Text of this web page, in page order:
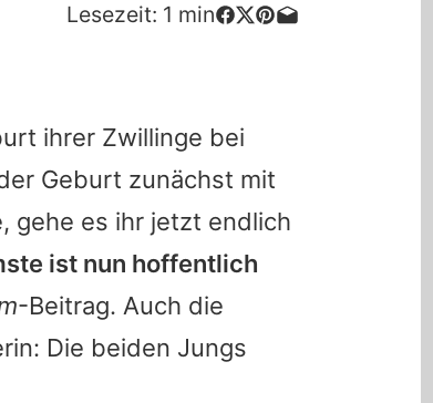
Lesezeit: 1 min
ihrer Zwillinge bei
Geburt zunächst mit
gehe es ihr jetzt endlich
ist nun hoffentlich
-Beitrag. Auch die
Die beiden Jungs